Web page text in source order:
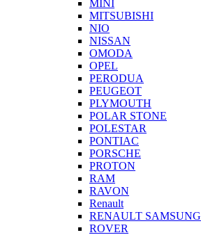
MINI
MITSUBISHI
NIO
NISSAN
OMODA
OPEL
PERODUA
PEUGEOT
PLYMOUTH
POLAR STONE
POLESTAR
PONTIAC
PORSCHE
PROTON
RAM
RAVON
Renault
RENAULT SAMSUNG
ROVER